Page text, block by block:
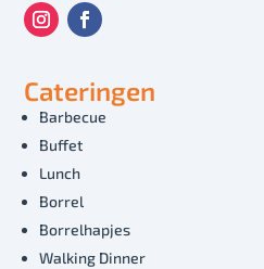
Cateringen
Barbecue
Buffet
Lunch
Borrel
Borrelhapjes
Walking Dinner